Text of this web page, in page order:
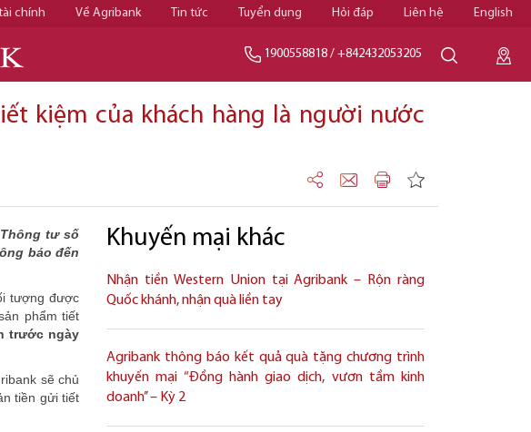
chính Về Agribank Tin tức Tuyển dụng Hỏi đáp Liên hệ English
1900558818 / +842432053205
kiệm của khách hàng là người nước
Thông tư số
báo đến
tượng được
phẩm tiết
trước ngày
sẽ chủ
tiền gửi tiết
Khuyến mại khác
Nhận tiền Western Union tại Agribank – Rộn ràng
Quốc khánh, nhận quà liền tay
Agribank thông báo kết quả quà tặng chương trình
khuyến mại “Đồng hành giao dịch, vươn tầm kinh
doanh’’ – Kỳ 2